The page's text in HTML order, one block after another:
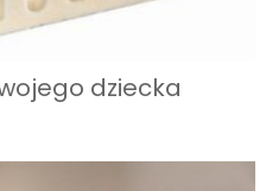
dziecka